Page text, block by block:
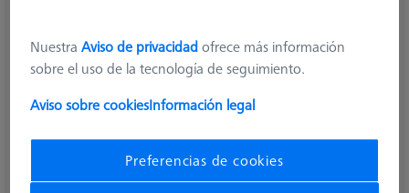
NuestraAviso de privacidadofrece más información
sobre el uso de la tecnología de seguimiento.
Aviso sobre cookiesInformación legal
Preferencias de cookies